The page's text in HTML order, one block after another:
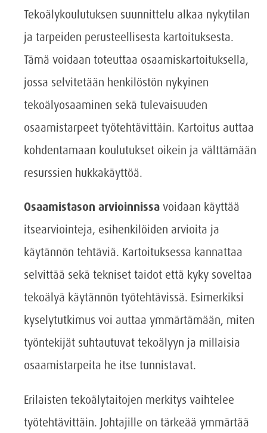
Tekoälykoulutuksen suunnittelu alkaa nykytilan
ja tarpeiden perusteellisesta kartoituksesta.
Tämä voidaan toteuttaa osaamiskartoituksella,
jossa selvitetään henkilöstön nykyinen
tekoälyosaaminen sekä tulevaisuuden
osaamistarpeet työtehtävittäin. Kartoitus auttaa
kohdentamaan koulutukset oikein ja välttämään
resurssien hukkakäyttöä.
Osaamistason arvioinnissa voidaan käyttää
itsearviointeja, esihenkilöiden arvioita ja
käytännön tehtäviä. Kartoituksessa kannattaa
selvittää sekä tekniset taidot että kyky soveltaa
tekoälyä käytännön työtehtävissä. Esimerkiksi
kyselytutkimus voi auttaa ymmärtämään, miten
työntekijät suhtautuvat tekoälyyn ja millaisia
osaamistarpeita he itse tunnistavat.
Erilaisten tekoälytaitojen merkitys vaihtelee
työtehtävittäin. Johtajille on tärkeää ymmärtää